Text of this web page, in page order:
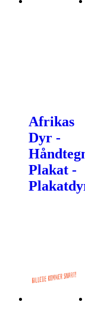
Afrikas
Dyr -
Plakat -